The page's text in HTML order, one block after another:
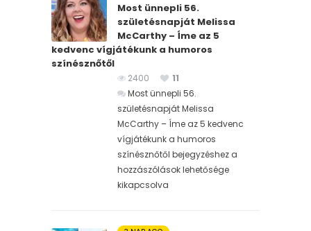
Most ünnepli 56.
születésnapját Melissa
McCarthy – Íme az 5
kedvenc vígjátékunk a humoros
színésznőtől
2400
11
Most ünnepli 56.
születésnapját Melissa
McCarthy – Íme az 5 kedvenc
vígjátékunk a humoros
színésznőtől bejegyzéshez a
hozzászólások lehetősége
kikapcsolva